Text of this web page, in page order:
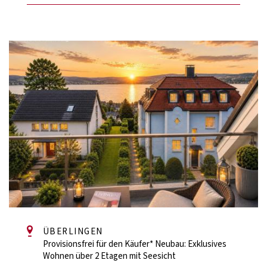
ÜBERLINGEN
Provisionsfrei für den Käufer* Neubau: Exklusives
Wohnen über 2 Etagen mit Seesicht